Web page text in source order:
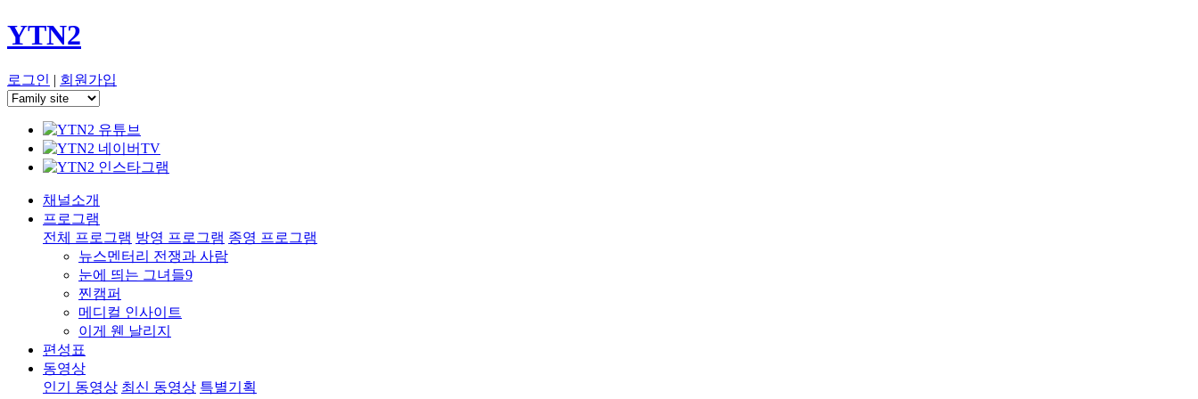
YTN2
로그인 | 회원가입
채널소개
프로그램
전체 프로그램 방영 프로그램 종영 프로그램
뉴스멘터리 전쟁과 사람
눈에 띄는 그녀들9
찐캠퍼
메디컬 인사이트
이게 웬 날리지
편성표
동영상
인기 동영상 최신 동영상 특별기획